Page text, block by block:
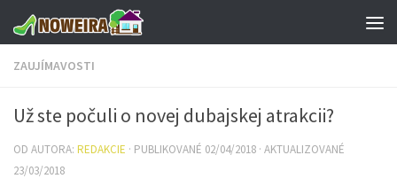
Preskočiť na obsah
ZAUJÍMAVOSTI
Už ste počuli o novej dubajskej atrakcii?
OD AUTORA: REDAKCIE · PUBLIKOVANÉ 02/04/2018 · AKTUALIZOVANÉ
23/03/2018